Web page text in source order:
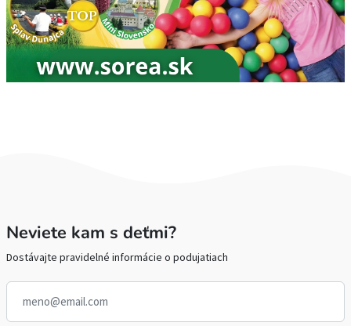
Neviete kam s deťmi?
Dostávajte pravidelné informácie o podujatiach